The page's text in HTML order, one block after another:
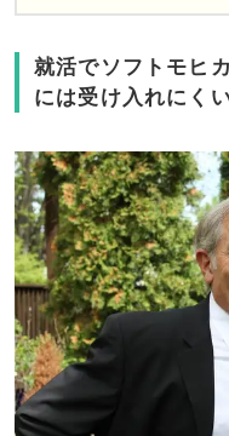
就活でソフトモヒ
には受け入れにく